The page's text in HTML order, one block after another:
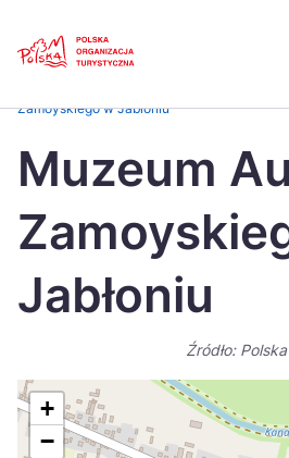
Česká
Dansk
Italiano
Português
Suomi
Zamoyskiego w Jabłoniu
Muzeum
Jabłoniu
Źródło:
+
−